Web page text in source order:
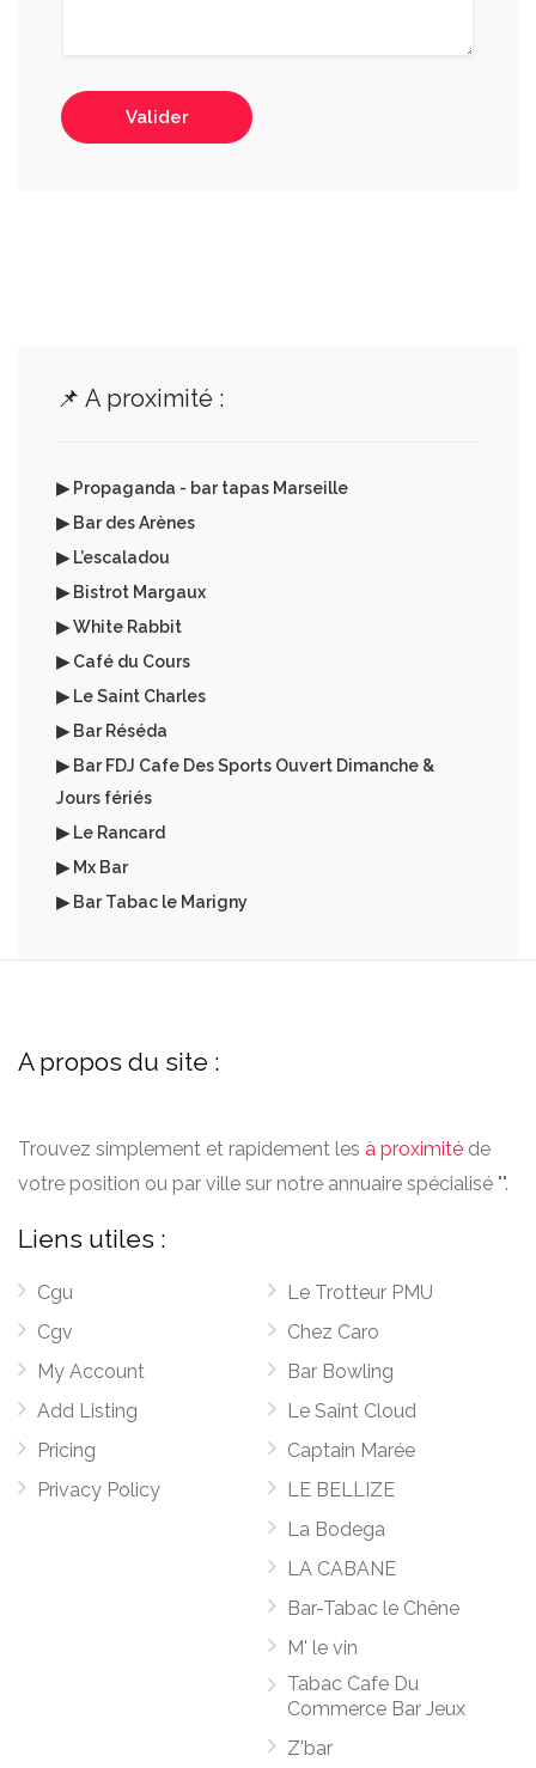
Valider
📌 A proximité :
▶ Propaganda - bar tapas Marseille
▶ Bar des Arènes
▶ L’escaladou
▶ Bistrot Margaux
▶ White Rabbit
▶ Café du Cours
▶ Le Saint Charles
▶ Bar Réséda
▶ Bar FDJ Cafe Des Sports Ouvert Dimanche &
Jours fériés
▶ Le Rancard
▶ Mx Bar
▶ Bar Tabac le Marigny
A propos du site :
Trouvez simplement et rapidement les à proximité de
votre position ou par ville sur notre annuaire spécialisé "".
Liens utiles :
Cgu
Cgv
My Account
Add Listing
Pricing
Privacy Policy
Le Trotteur PMU
Chez Caro
Bar Bowling
Le Saint Cloud
Captain Marée
LE BELLIZE
La Bodega
LA CABANE
Bar-Tabac le Chêne
M' le vin
Tabac Cafe Du
Commerce Bar Jeux
Z'bar